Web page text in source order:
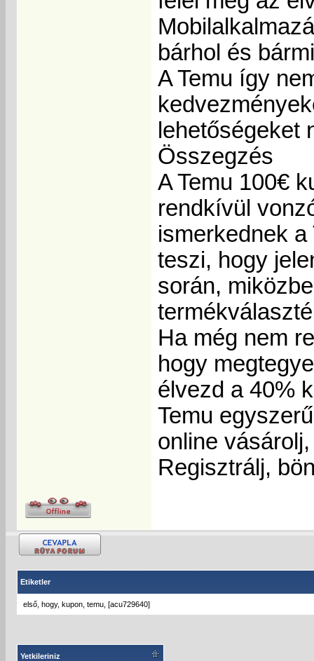
bárhol és
A Temu így
lehetőségeket
Összegzés
A Temu 100€
rendkívül
ismerkednek
teszi, hogy
során,
Ha még nem
hogy
élvezd a 40%
Temu
online
Regisztrálj,
Etiketler
első hogy, kupon temu [acu729640]
Yetkileriniz